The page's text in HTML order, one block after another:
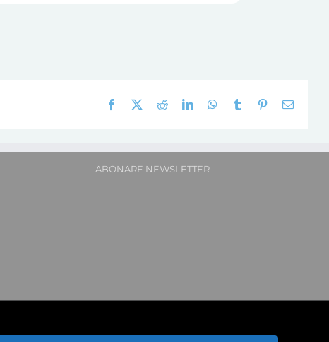
Facebook RedditLinkedInWhatsApp
Tumblr Pinterest
E-
ABONARE NEWSLETTER